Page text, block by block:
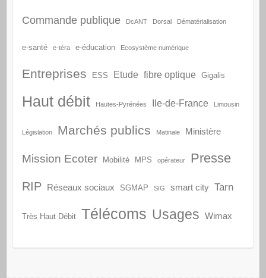
Commande publique DcANT Dorsal Dématérialisation
e-santé e-téra e-éducation Ecosystème numérique
Entreprises ESS Etude fibre optique Gigalis
Haut débit Hautes-Pyrénées Ile-de-France Limousin
Législation Marchés publics Matinale Ministère
Mission Ecoter Mobilité MPS opérateur Presse
RIP Réseaux sociaux SGMAP SIG smart city Tarn
Très Haut Débit Télécoms Usages Wimax